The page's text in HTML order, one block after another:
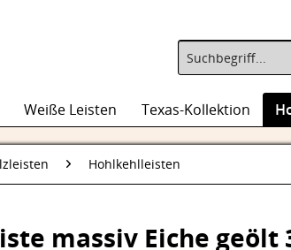
Weiße Leisten Texas-Kollektion
Hohlkehlleisten
massiv Eiche geölt